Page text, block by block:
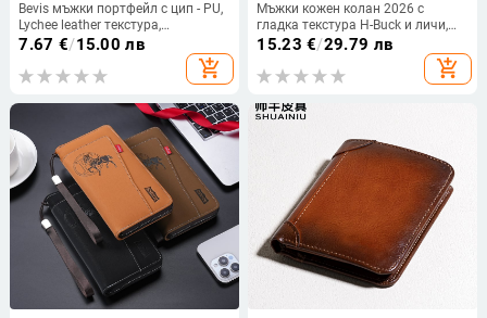
Bevis мъжки портфейл с цип - PU,
Lychee leather текстура,
издръжлив на износване, голям
7.67 €/15.00 лв
add_shopping_cart
Мъжки кожен колан 2026 с
гладка текстура H-Buck и личи,
стилен, ежедневен, модерен,
универсален, подходящ за мъже
на средна и млада възраст с
15.23 €/29.79 лв
add_shopping_cart